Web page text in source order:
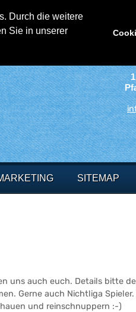
Durch die weitere
Sie in unserer
SITEMAP
uns auch euch. Details bitte
Gerne auch Nichtliga
und reinschnuppern :-)